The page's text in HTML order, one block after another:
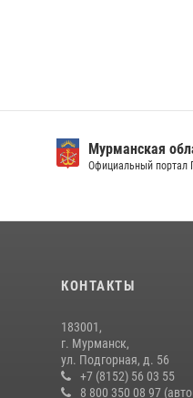
Мурманская
Официальный портал
КОНТАКТЫ
183001,
г. Мурманск,
ул. Подгорная, д. 56
+7 (8152) 56 03 55
8 800 350 08 97